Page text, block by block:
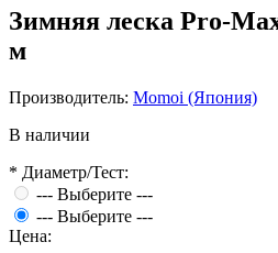
Зимняя леска Pro-
м
Производитель: Momoi (Япония)
В наличии
* Диаметр/Тест:
--- Выберите ---
--- Выберите ---
Цена: